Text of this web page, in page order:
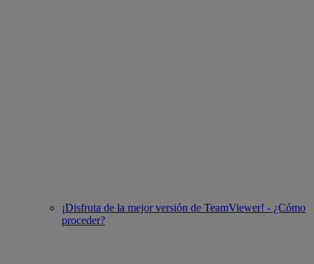
¡Disfruta de la mejor versión de TeamViewer! - ¿Cómo
proceder?